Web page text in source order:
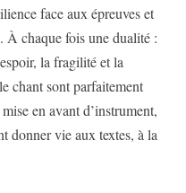
face aux épreuves et
chaque fois une dualité :
la fragilité et la
chant sont parfaitement
en avant d’instrument,
donner vie aux textes, à la